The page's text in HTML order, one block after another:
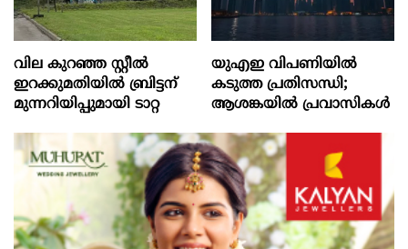
വില കുറഞ്ഞ സ്റ്റീൽ
ഇറക്കുമതിയിൽ ബ്രിട്ടന്
മുന്നറിയിപ്പുമായി ടാറ്റ
യുഎഇ വിപണിയില്‍
കടുത്ത പ്രതിസന്ധി;
ആശങ്കയില്‍ പ്രവാസികള്‍